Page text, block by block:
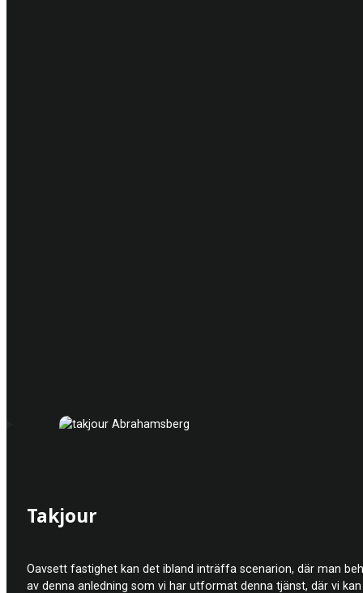
Takjour
Oavsett fastighet kan det ibland inträffa scenarion, där man
av denna anledning som vi har utformat denna tjänst, där vi